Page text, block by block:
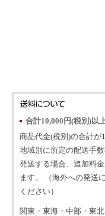
合計10,000円(税別)以
商品代金(税別)の合計が
地域別に所定の配送手
発送する場合、追加料
ます。 （海外への発送
ください）
関東・東海・中部・東